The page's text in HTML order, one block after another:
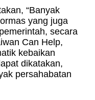
“Banyak
yang juga
secara
Can Help,
kebaikan
dikatakan,
persahabatan